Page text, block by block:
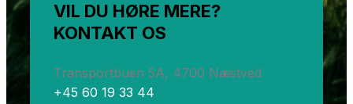
VIL DU HØRE MERE?
KONTAKT OS
Transportbuen 5A, 4700 Næstved
+45 60 19 33 44